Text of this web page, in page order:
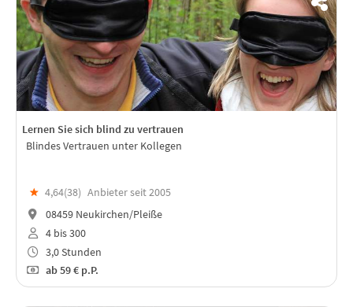
Lernen Sie sich blind zu vertrauen
Blindes Vertrauen unter Kollegen
★ 4,64(38) Anbieter seit 2005
08459 Neukirchen/Pleiße
4 bis 300
3,0 Stunden
ab59 € p.P.